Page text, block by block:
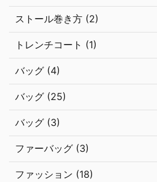
ストール巻き方 (2)
トレンチコート (1)
バッグ (4)
バッグ (25)
バッグ (3)
ファーバッグ (3)
ファッション (18)